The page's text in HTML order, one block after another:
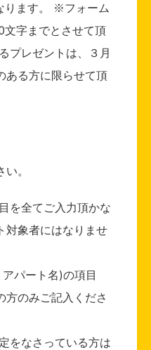
ります。 ※フォーム
字までとさせて頂
プレゼントは、３月
ある方に限らせて頂
。
を全てご入力頂かな
対象者にはなりませ
パート名)の項目
方のみご記入くださ
をなさっている方は